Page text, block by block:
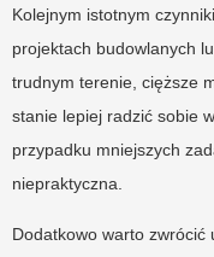
Kolejnym istotnym
projektach budowlanych
trudnym terenie, cięższe
stanie lepiej radzić sobie
przypadku mniejszych
niepraktyczna.
Dodatkowo warto zwrócić